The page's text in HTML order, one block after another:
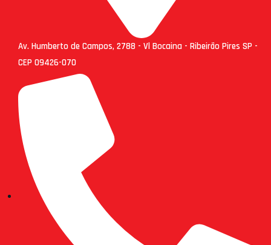
Av. Humberto de Campos, 2788 - Vl Bocaina - Ribeirão Pires SP -
CEP 09426-070